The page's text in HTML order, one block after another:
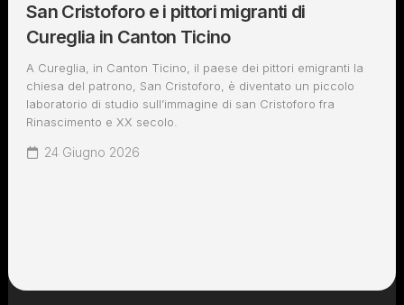
San Cristoforo e i pittori migranti di
Cureglia in Canton Ticino
A Cureglia, in Canton Ticino, il paese dei pittori emigranti la
chiesa del patrono, San Cristoforo, è diventato un piccolo
laboratorio di studio sull’immagine di san Cristoforo fra
Rinascimento e XX secolo.
24 Giugno 2026